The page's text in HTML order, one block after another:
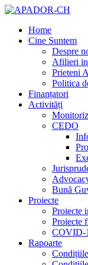
Home
Cine Suntem
Despre
Afilieri
Prieteni
Politica
Finanțatori
Activități
CEDO
Bună
Proiecte
Proiecte
Proiecte
COVID-
Rapoarte